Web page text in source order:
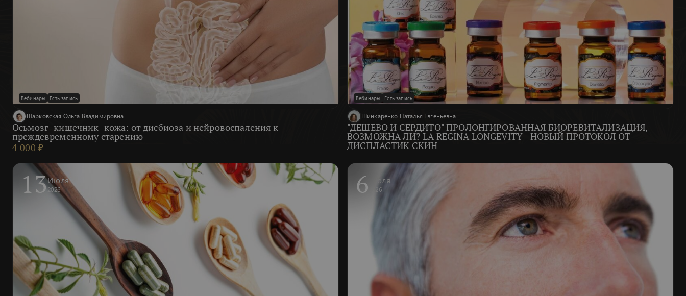
Вебинары Есть запись
Шарковская Ольга Владимировна
Осьмозг–кишечник–кожа: от дисбиоза и нейровоспаления к
преждевременному старению
4 000 ₽
Вебинары Есть запись
Шинкаренко Наталья Евгеньевна
"ДЕШЕВО И СЕРДИТО" ПРОЛОНГИРОВАННАЯ БИОРЕВИТАЛИЗАЦИЯ,
ВОЗМОЖНА ЛИ? LA REGINA LONGEVITY - НОВЫЙ ПРОТОКОЛ ОТ
ДИСПЛАСТИК СКИН
13Июля
2026 6 Июля
2026